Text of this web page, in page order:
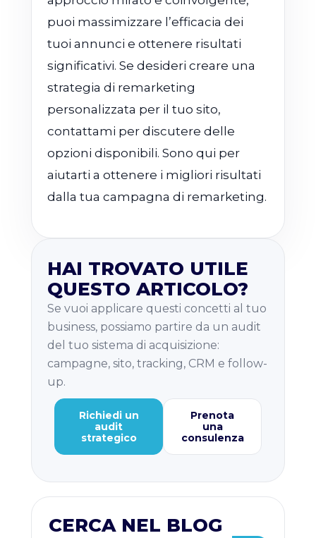
puoi massimizzare l’efficacia dei
tuoi annunci e ottenere risultati
significativi. Se desideri creare una
strategia di remarketing
personalizzata per il tuo sito,
contattami per discutere delle
opzioni disponibili. Sono qui per
aiutarti a ottenere i migliori risultati
dalla tua campagna di remarketing.
HAI TROVATO UTILE
QUESTO ARTICOLO?
Se vuoi applicare questi concetti al tuo
business, possiamo partire da un audit
del tuo sistema di acquisizione:
campagne, sito, tracking, CRM e follow-
up.
Richiedi un
audit
strategico
Prenota
una
consulenza
CERCA NEL BLOG